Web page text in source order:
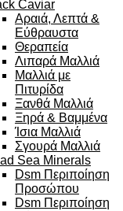
Caviar
Αραιά, Λεπτά &
Εύθραυστα
Θεραπεία
Λιπαρά Μαλλιά
Μαλλιά με
Πιτυρίδα
Ξανθά Μαλλιά
Ξηρά & Βαμμένα
Ίσια Μαλλιά
Σγουρά Μαλλιά
Sea Minerals
Dsm Περιποίηση
Προσώπου
Dsm Περιποίηση